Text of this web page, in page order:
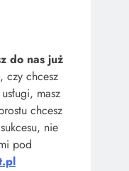
do nas już
czy chcesz
masz
chcesz
nie
pod